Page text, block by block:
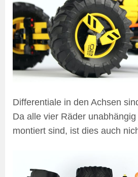
Differentiale in den Achsen
Da alle vier Räder
montiert sind, ist dies auch